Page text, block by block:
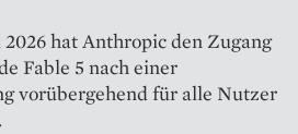
hat Anthropic den Zugang
Fable 5 nach einer
vorübergehend für alle Nutzer